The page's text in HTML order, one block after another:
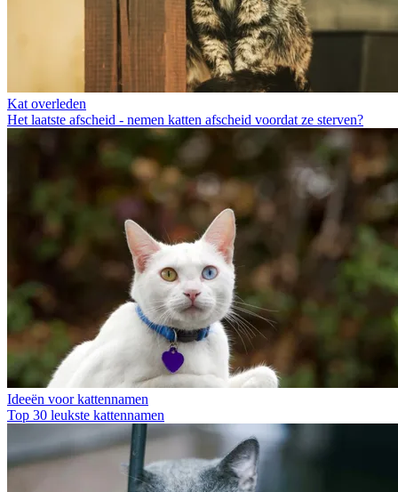
Kat overleden
Het laatste afscheid - nemen katten afscheid voordat ze sterven?
Ideeën voor kattennamen
Top 30 leukste kattennamen